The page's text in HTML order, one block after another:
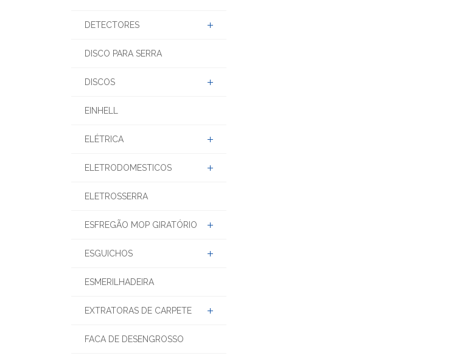
DETECTORES
DISCO PARA SERRA
DISCOS
EINHELL
ELÉTRICA
ELETRODOMESTICOS
ELETROSSERRA
ESFREGÃO MOP GIRATÓRIO
ESGUICHOS
ESMERILHADEIRA
EXTRATORAS DE CARPETE
FACA DE DESENGROSSO